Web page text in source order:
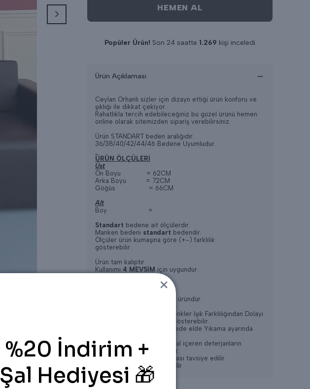
HEMEN AL
Popüler Ürün! Son 24 saatte 1.269 kişi inceledi
Ürün Açıklaması
Ceylan Orhanlı sizler için dizayn ettiği ürün konforu ve
şıklığı ile dikkat çekiyor.
Rahatlıkla tercih edebileceğiniz bu güzel ürünü hemen
online olarak sitemizden sipariş verebilirsiniz.
Ürün STANDART beden aralığıdır.
36/38/40/42/44/46 Bedene Uyumludur.
ÜRÜN ÖLÇÜLERİ
Üst
Ön Boyu = 62CM
Arka Boyu = 72CM
Göğüs = 66CM
Alt
Boy =
Standart bedene ait ölçülerdir.
Manken bedeni standart bedendir.
Ölçüler ürün kumaşına göre (+-) farklılık
gösterebilir.
Ürün tam kalıptır.
Kullanımı 4 MEVSİM için uygundur.
Terletme yapmaz.
Oldukça rahat bir ve şık bir üründür.
* Konsept Çekimlerinde Renkler Işık Farklılığından Dolayı
Bazı Ürünlerde Değişiklik Gösterebilir.
* Yıkama: Ilık 30-35 Derecede elde Yıkama ayarında
* Ağartıcı ve yoğun kimyasal içeren deterjanların
kullanılması tavsiye edilmez.
* Gölge de kurutma yapılması tavsiye edilir.
* Kuru Temizlemeye verilebilir
%20 İndirim +
Şal Hediyesi 🎁